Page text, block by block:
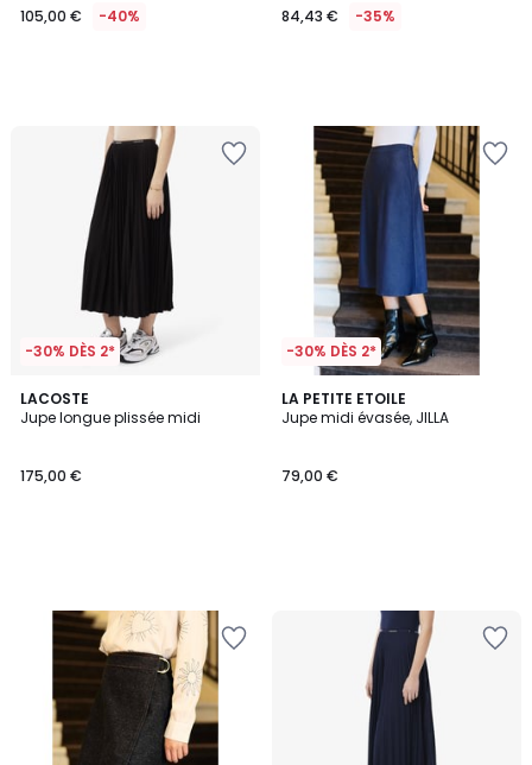
105,00 € -40% 84,43 € -35%
-30% DÈS 2*
LACOSTE
Jupe longue plissée midi
175,00 €
-30% DÈS 2*
LA PETITE ETOILE
Jupe midi évasée, JILLA
79,00 €